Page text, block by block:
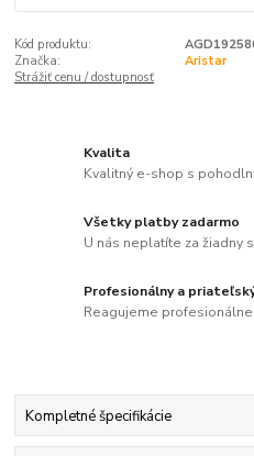
Kód produktu:
Značka:
Aristar
Strážiť cenu / dostupnosť
Kvalita
Kvalitný e-shop s
Všetky platby zadarmo
U nás neplatíte za žiadny
Profesionálny a
Reagujeme
Kompletné špecifikácie